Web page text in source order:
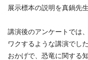
展示標本の説明を真鍋先
講演後のアンケートでは
ワクするような講演でし
おかげで、恐竜に関する